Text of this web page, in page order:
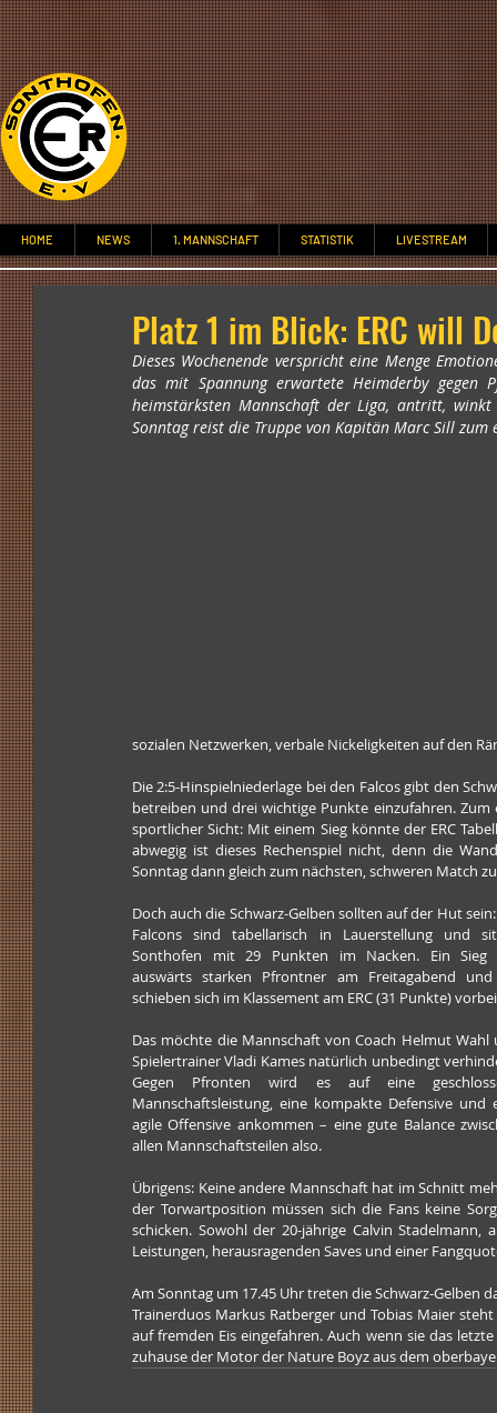
HOME NEWS 1. MANNSCHAFT STATISTIK LIVESTREAM
Platz 1 im Blick: ERC will
Dieses Wochenende verspricht eine Menge
das mit Spannung erwartete Heimderby gegen
heimstärksten Mannschaft der Liga, antritt, winkt
Sonntag reist die Truppe von Kapitän Marc Sill
sozialen Netzwerken, verbale Nickeligkeiten auf den
Die 2:5-Hinspielniederlage bei den Falcos gibt den
betreiben und drei wichtige Punkte einzufahren.
sportlicher Sicht: Mit einem Sieg könnte der ERC
abwegig ist dieses Rechenspiel nicht, denn die
Sonntag dann gleich zum nächsten, schweren Match
Doch auch die Schwarz-Gelben sollten auf der Hut
Falcons sind tabellarisch in Lauerstellung und
Sonthofen mit 29 Punkten im Nacken. Ein Sieg
auswärts starken Pfrontner am Freitagabend
schieben sich im Klassement am ERC (31 Punkte)
Das möchte die Mannschaft von Coach Helmut Wahl
Spielertrainer Vladi Kames natürlich unbedingt
Gegen Pfronten wird es auf eine
Mannschaftsleistung, eine kompakte Defensive und
agile Offensive ankommen – eine gute Balance
allen Mannschaftsteilen also.
Übrigens: Keine andere Mannschaft hat im Schnitt
der Torwartposition müssen sich die Fans keine
schicken. Sowohl der 20-jährige Calvin
Leistungen, herausragenden Saves und einer
Am Sonntag um 17.45 Uhr treten die Schwarz-Gelben
Trainerduos Markus Ratberger und Tobias Maier
auf fremden Eis eingefahren. Auch wenn sie das
zuhause der Motor der Nature Boyz aus dem